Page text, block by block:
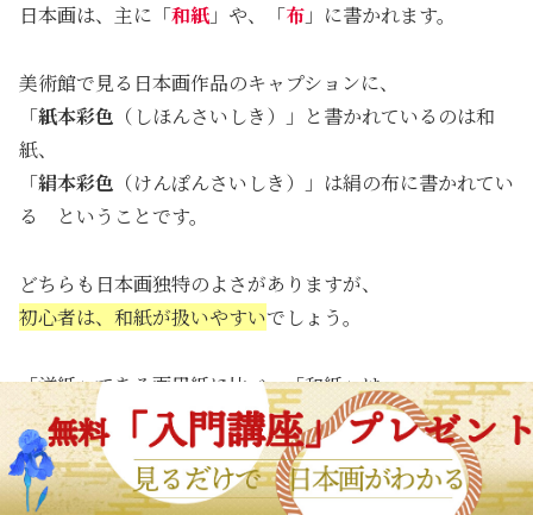
日本画は、主に「和紙 」や、「布 」に書かれます。
美術館で見る日本画作品のキャプションに、
「紙本彩色 （しほんさいしき）」と書かれているのは和
紙、
「絹本彩色 （けんぽんさいしき）」は絹の布に書かれてい
る ということです。
どちらも日本画独特のよさがありますが、
初心者は、和紙が扱いやすいでしょう。
「洋紙」である画用紙に比べ、「和紙」は、
原料の繊維が長く、岩絵の具が定着しやすい
メニュー ホーム 検索 トップ サイドバー